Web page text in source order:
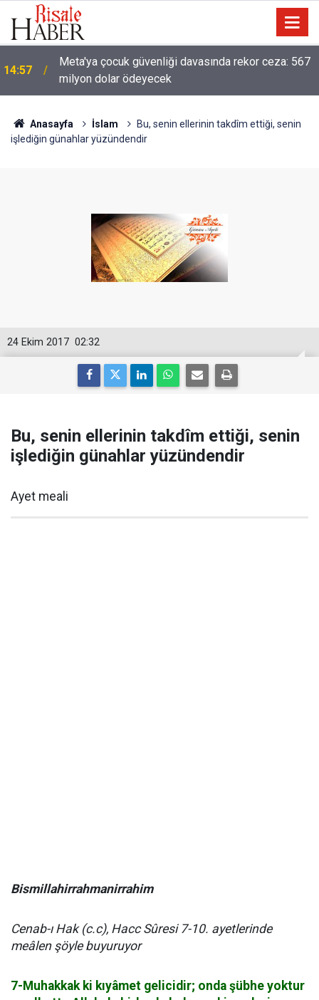
13:40 Çile çekilen yol!
Anasayfa İslam
Bu, senin ellerinin takdîm ettiği, senin
işlediğin günahlar yüzündendir
02:32
24 Ekim 2017
Bu, senin ellerinin takdîm ettiği, senin
işlediğin günahlar yüzündendir
Ayet meali
Bismillahirrahmanirrahim
Cenab-ı Hak (c.c), Hacc Sûresi 7-10. ayetlerinde
meâlen şöyle buyuruyor
7-Muhakkak ki kıyâmet gelicidir; onda şübhe yoktur